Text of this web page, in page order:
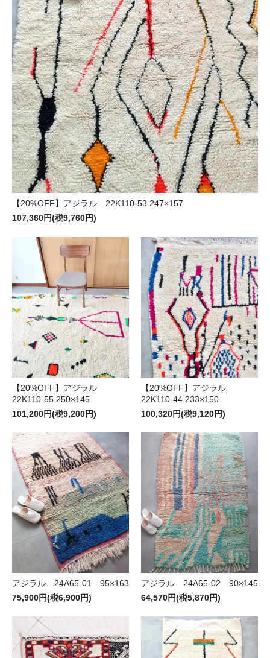
【20%OFF】アジラル 22K110-53 247×157
107,360円(税9,760円)
【20%OFF】アジラル
22K110-55 250×145
101,200円(税9,200円)
【20%OFF】アジラル
22K110-44 233×150
100,320円(税9,120円)
アジラル 24A65-01 95×163
75,900円(税6,900円)
アジラル 24A65-02 90×145
64,570円(税5,870円)